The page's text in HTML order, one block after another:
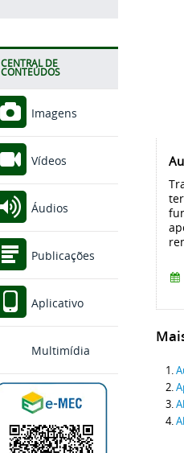
CENTRAL DE
CONTEÚDOS
Imagens
Vídeos
Áudios
Publicações
Aplicativo
Multimídia